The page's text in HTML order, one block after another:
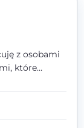
z osobami
które